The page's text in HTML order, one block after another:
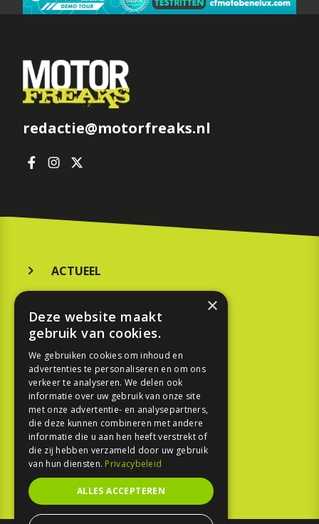
redactie@motorfreaks.nl
ACTUEEL
KOOPGIDS
TESTEN
SPORT
REPORTAGE
TOUREN
NIEUWSBRIEF
×
Deze website maakt
gebruik van cookies.
We gebruiken cookies om inhoud en
advertenties te personaliseren en om ons
verkeer te analyseren. We delen ook
informatie over uw gebruik van onze site
met onze advertentie- en analysepartners,
die deze kunnen combineren met andere
informatie die u aan hen heeft verstrekt of
die zij hebben verzameld door uw gebruik
van hun diensten. Privacybeleid
ALLES ACCEPTEREN